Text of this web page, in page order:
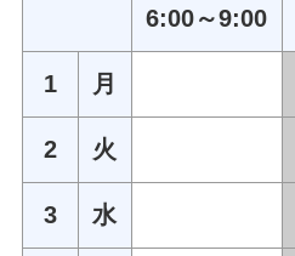
6:00～9:00
1 月
2 火
3 水